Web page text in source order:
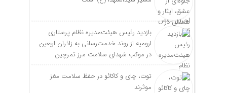
بازدید رئیس هیئت‌مدیره نظام پرستاری
ارومیه از روند خدمت‌رسانی به زائران اربعین
در موکب شهدای سلامت مرز تمرچین
توت، چای و کاکائو در حفظ سلامت مغز
موثرند